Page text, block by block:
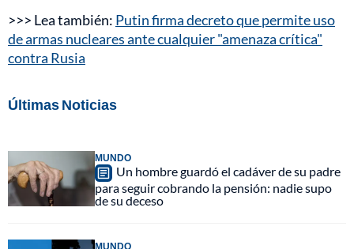
>>> Lea también: Putin firma decreto que permite uso
de armas nucleares ante cualquier "amenaza crítica"
contra Rusia
Últimas Noticias
MUNDO
Un hombre guardó el cadáver de su padre
para seguir cobrando la pensión: nadie supo
de su deceso
MUNDO